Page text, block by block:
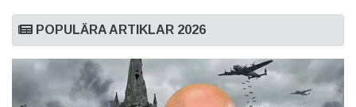
POPULÄRA ARTIKLAR 2026